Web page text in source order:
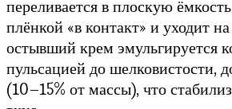
переливается в плоскую
плёнкой «в контакт» и уходит
остывший крем эмульгируется
пульсацией до шелковистости,
(10–15% от массы), что